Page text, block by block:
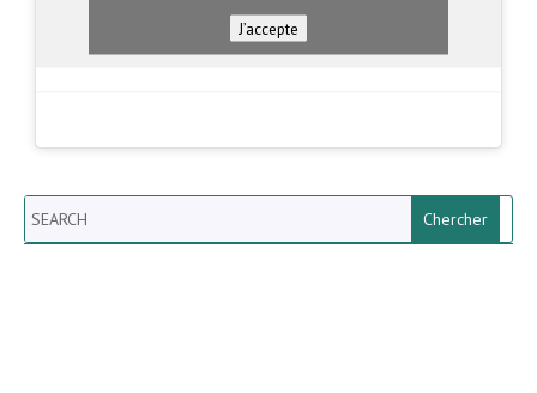
J’accepte
Search